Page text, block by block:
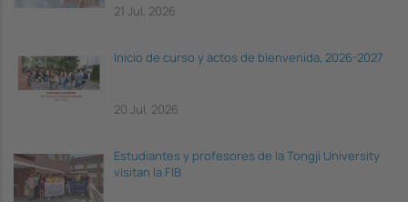
21 Jul, 2026
Inicio de curso y actos de bienvenida, 2026-2027
20 Jul, 2026
Estudiantes y profesores de la Tongji University
visitan la FIB